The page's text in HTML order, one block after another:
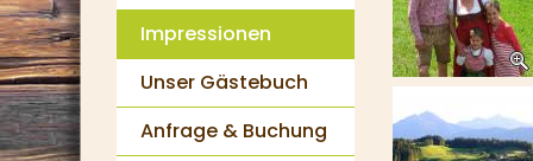
Impressionen
Unser Gästebuch
Anfrage & Buchung